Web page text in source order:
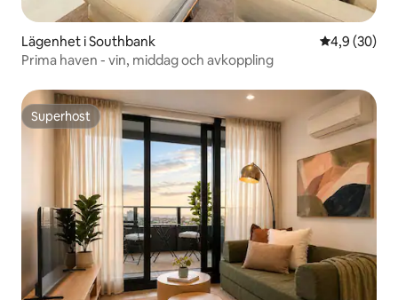
Lägenhet i Southbank 4,9 av 5 i
4,9 (30)
Prima haven - vin, middag och avkoppling
Superhost
Superhost